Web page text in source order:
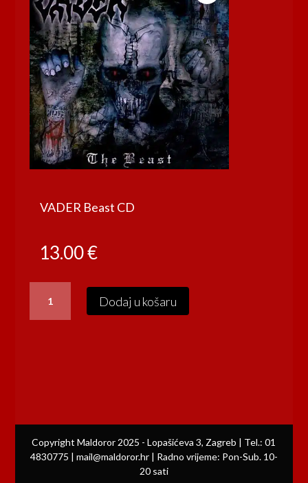
VADER Beast CD
13.00€
Beast
CD
Dodaj u košaru
Copyright Maldoror 2025 - Lopašićeva 3, Zagreb | Tel.: 01
4830775 | mail@maldoror.hr | Radno vrijeme: Pon-Sub. 10-
20 sati